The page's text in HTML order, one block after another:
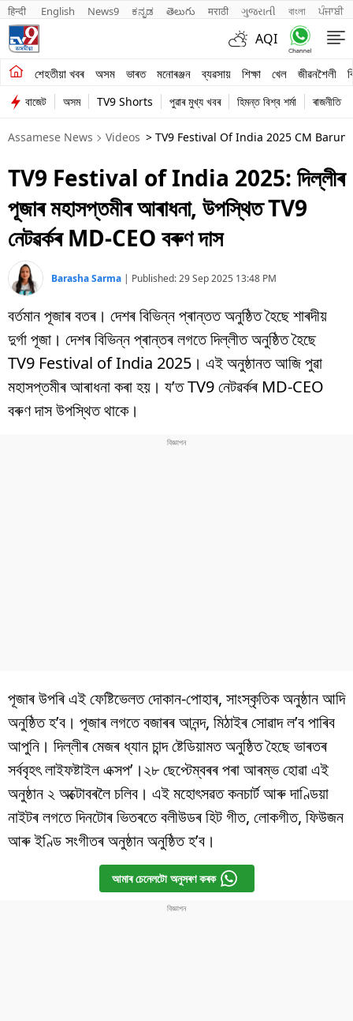
हिन्दी English News9 ಕನ್ನಡ తెలుగు मराठी ગુજરાતી বাংলা ਪੰਜਾਬੀ
AQI
শেহতীয়া খবৰ অসম ভাৰত মনোৰঞ্জন ব্যৱসায় শিক্ষা খেল জীৱনশৈলী
শেহতীয়া খবৰ
অসম
ভাৰত
মনোৰঞ্জন
ব্যৱসায়
শিক্ষা
খেল
জীৱনশৈলী
বিশ্ব
প্ৰযুক্তি
বাজেট অসম TV9 Shorts পুৱাৰ মুখ্য খবৰ হিমন্ত বিশ্ব শৰ্মা ৰাজনীতি
Assamese News Videos > TV9 Festival Of India 2025 CM Barun
TV9 Festival of India 2025: দিল্লীৰ
পূজাৰ মহাসপ্তমীৰ আৰাধনা, উপস্থিত TV9
নেটৱৰ্কৰ MD-CEO বৰুণ দাস
Barasha Sarma | Published:29 Sep 2025 13:48 PM
বৰ্তমান পূজাৰ বতৰ। দেশৰ বিভিন্ন প্ৰান্তত অনুষ্ঠিত হৈছে শাৰদীয়
দুৰ্গা পূজা। দেশৰ বিভিন্ন প্ৰান্তৰ লগতে দিল্লীত অনুষ্ঠিত হৈছে
TV9 Festival of India 2025। এই অনুষ্ঠানত আজি পুৱা
মহাসপ্তমীৰ আৰাধনা কৰা হয়। য’ত TV9 নেটৱৰ্কৰ MD-CEO
বৰুণ দাস উপস্থিত থাকে।
পূজাৰ উপৰি এই ফেষ্টিভেলত দোকান-পোহাৰ, সাংস্কৃতিক অনুষ্ঠান আদি
অনুষ্ঠিত হ’ব। পূজাৰ লগতে বজাৰৰ আনন্দ, মিঠাইৰ সোৱাদ ল’ব পাৰিব
আপুনি। দিল্লীৰ মেজৰ ধ্যান চান্দ ষ্টেডিয়ামত অনুষ্ঠিত হৈছে ভাৰতৰ
সৰ্ববৃহৎ লাইফষ্টাইল এক্সপ’।২৮ ছেপ্টেম্বৰৰ পৰা আৰম্ভ হোৱা এই
অনুষ্ঠান ২ অক্টোবৰলৈ চলিব। এই মহোৎসৱত কনচাৰ্ট আৰু দাণ্ডিয়া
নাইটৰ লগতে দিনটোৰ ভিতৰতে বলীউডৰ হিট গীত, লোকগীত, ফিউজন
আৰু ইণ্ডি সংগীতৰ অনুষ্ঠান অনুষ্ঠিত হ’ব।
আমাৰ চেনেলটো অনুসৰণ কৰক